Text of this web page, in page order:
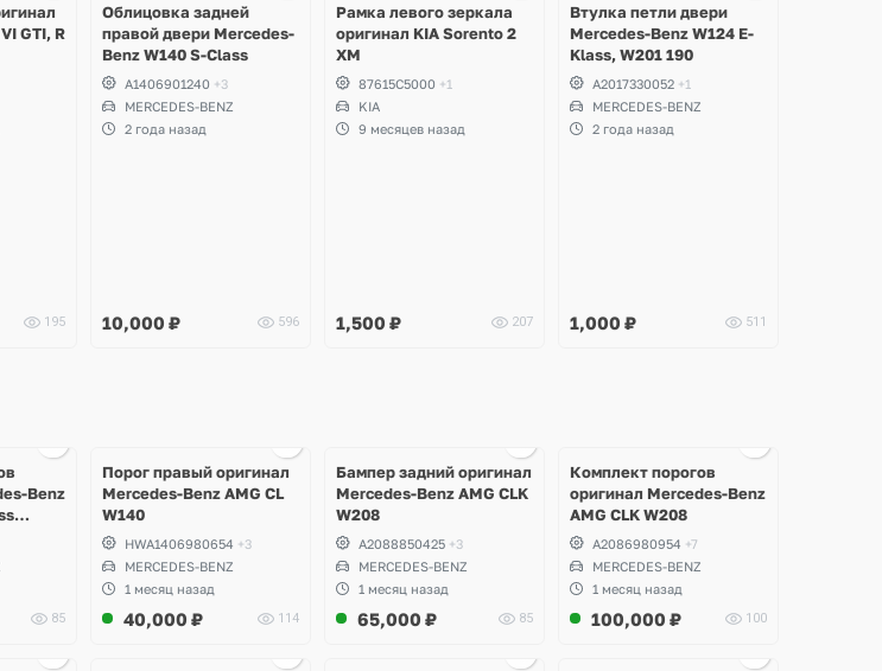
GTI, R
195
Облицовка задней
правой двери Mercedes-
Benz W140 S-Class
A1406901240 +3
MERCEDES-BENZ
2 года назад
10,000 ₽ 596
Рамка левого зеркала
оригинал KIA Sorento 2
XM
87615C5000 +1
KIA
9 месяцев назад
1,500 ₽ 207
Втулка петли двери
Mercedes-Benz W124 E-
Klass, W201 190
A2017330052 +1
MERCEDES-BENZ
2 года назад
1,000 ₽ 511
Benz
85
Порог правый оригинал
Mercedes-Benz AMG CL
W140
HWA1406980654 +3
MERCEDES-BENZ
1 месяц назад
40,000 ₽ 114
Бампер задний оригинал
Mercedes-Benz AMG CLK
W208
A2088850425 +3
MERCEDES-BENZ
1 месяц назад
65,000 ₽ 85
Комплект порогов
оригинал Mercedes-Benz
AMG CLK W208
A2086980954 +7
MERCEDES-BENZ
1 месяц назад
100,000 ₽ 100